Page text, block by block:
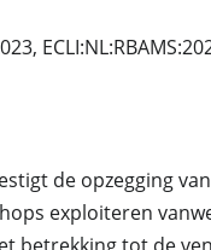
de opzegging
exploiteren